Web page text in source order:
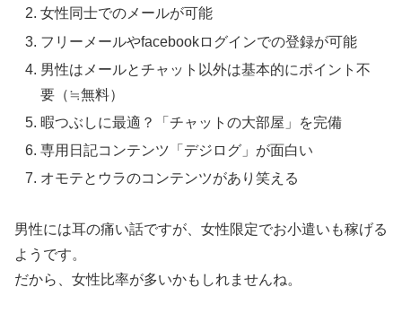
女性同士でのメールが可能
フリーメールやfacebookログインでの登録が可能
男性はメールとチャット以外は基本的にポイント不
要（≒無料）
暇つぶしに最適？「チャットの大部屋」を完備
専用日記コンテンツ「デジログ」が面白い
オモテとウラのコンテンツがあり笑える
男性には耳の痛い話ですが、女性限定でお小遣いも稼げる
ようです。
だから、女性比率が多いかもしれませんね。